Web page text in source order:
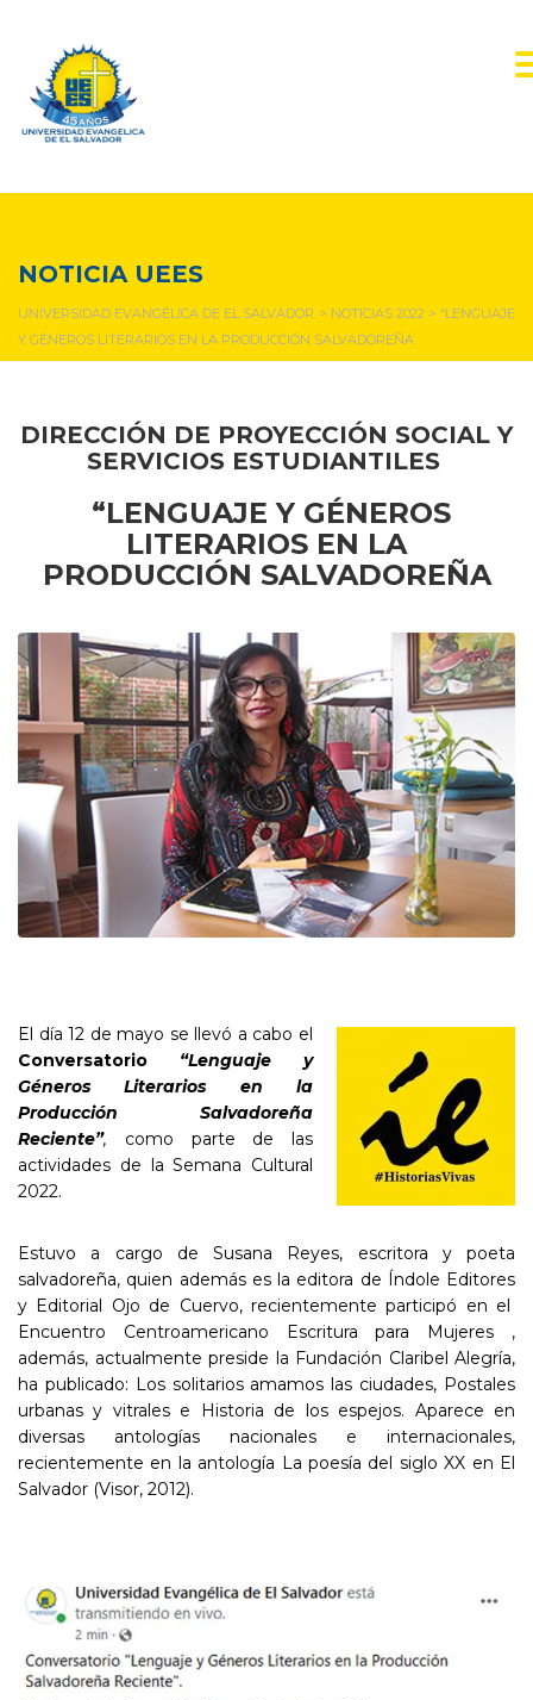
NOTICIA UEES
UNIVERSIDAD EVANGÉLICA DE EL SALVADOR > NOTICIAS 2022>“LENGUAJE
Y GÉNEROS LITERARIOS EN LA PRODUCCIÓN SALVADOREÑA
DIRECCIÓN DE PROYECCIÓN SOCIAL Y
SERVICIOS ESTUDIANTILES
“LENGUAJE Y GÉNEROS
LITERARIOS EN LA
PRODUCCIÓN SALVADOREÑA
El día 12 de mayo se llevó a cabo el
Conversatorio “Lenguaje y
Géneros Literarios en la
Producción Salvadoreña
Reciente”, como parte de las
actividades de la Semana Cultural
2022.
Estuvo a cargo de Susana Reyes, escritora y poeta
salvadoreña, quien además es la editora de Índole Editores
y Editorial Ojo de Cuervo, recientemente participó en el
Encuentro Centroamericano Escritura para Mujeres ,
además, actualmente preside la Fundación Claribel Alegría,
ha publicado: Los solitarios amamos las ciudades, Postales
urbanas y vitrales e Historia de los espejos. Aparece en
diversas antologías nacionales e internacionales,
recientemente en la antología La poesía del siglo XX en El
Salvador (Visor, 2012).